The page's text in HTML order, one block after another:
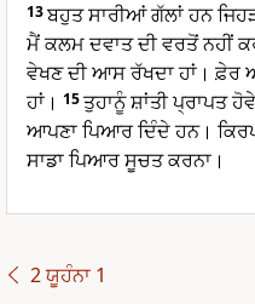
13ਬਹੁਤ ਸਾਰੀਆਂ ਗੱਲਾਂ ਹਨ
ਮੈਂ ਕਲਮ ਦਵਾਤ ਦੀ ਵਰਤੋਂ ਨਹੀਂ
ਵੇਖਣ ਦੀ ਆਸ ਰੱਖਦਾ ਹਾਂ।
ਹਾਂ। 15ਤੁਹਾਨੂੰ ਸ਼ਾਂਤੀ ਪ੍ਰਾਪਤ
ਆਪਣਾ ਪਿਆਰ ਦਿੰਦੇ ਹਨ।
ਸਾਡਾ ਪਿਆਰ ਸੂਚਤ ਕਰਨਾ।
2 ਯੂਹੰਨਾ 1